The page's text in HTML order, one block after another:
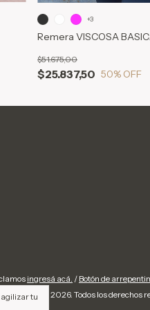
tu
Remera VISCOSA
$25.837,50
$51.675,00
50% OFF
+3
ingresá acá. / Botón de
Wear - 2026. Todos los derechos